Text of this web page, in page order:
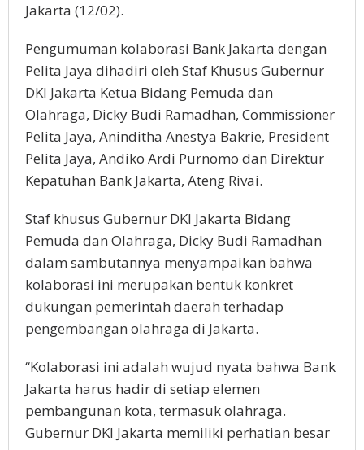
Jakarta (12/02).
Pengumuman kolaborasi Bank Jakarta dengan
Pelita Jaya dihadiri oleh Staf Khusus Gubernur
DKI Jakarta Ketua Bidang Pemuda dan
Olahraga, Dicky Budi Ramadhan, Commissioner
Pelita Jaya, Aninditha Anestya Bakrie, President
Pelita Jaya, Andiko Ardi Purnomo dan Direktur
Kepatuhan Bank Jakarta, Ateng Rivai.
Staf khusus Gubernur DKI Jakarta Bidang
Pemuda dan Olahraga, Dicky Budi Ramadhan
dalam sambutannya menyampaikan bahwa
kolaborasi ini merupakan bentuk konkret
dukungan pemerintah daerah terhadap
pengembangan olahraga di Jakarta.
“Kolaborasi ini adalah wujud nyata bahwa Bank
Jakarta harus hadir di setiap elemen
pembangunan kota, termasuk olahraga.
Gubernur DKI Jakarta memiliki perhatian besar